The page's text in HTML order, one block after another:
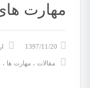
مهارت
1397/11/20
مقالات ، مهارت ها ،